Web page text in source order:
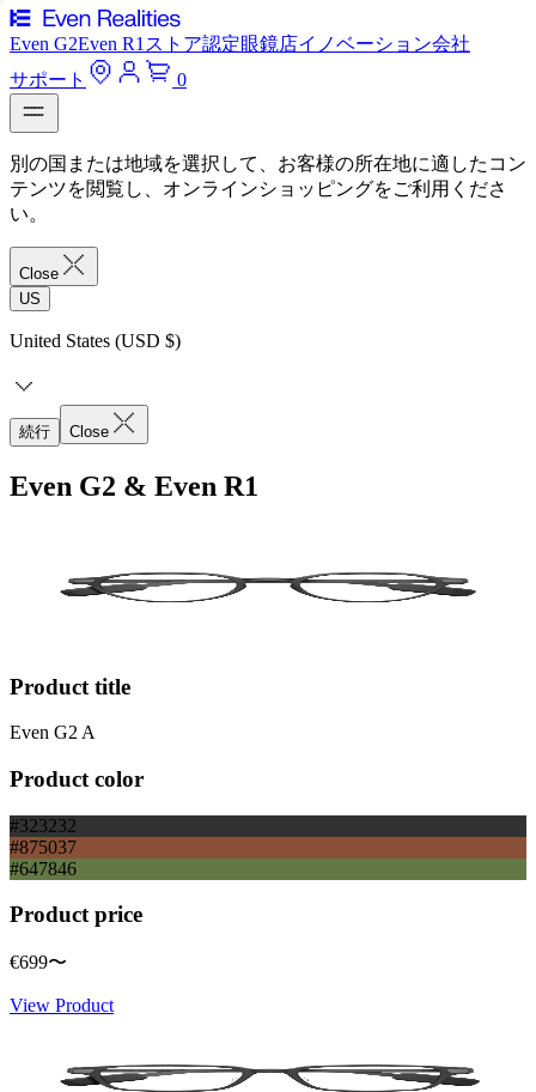
Even G2Even R1 ストア認定眼鏡店イノベーション会社
サポート
0
別の国または地域を選択して、お客様の所在地に適したコン
テンツを閲覧し、オンラインショッピングをご利用くださ
い。
Close
US
United States (USD $)
続行 Close
Even G2 & Even R1
Product title
Even G2 A
Product color
#323232
#875037
#647846
Product price
€699〜
View Product